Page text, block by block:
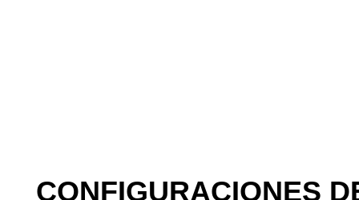
CONFIGURACIONES